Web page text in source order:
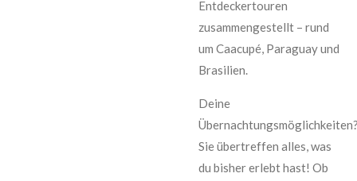
Entdeckertouren
zusammengestellt – rund
um Caacupé, Paraguay und
Brasilien.
Deine
Sie übertreffen alles, was
du bisher erlebt hast! Ob